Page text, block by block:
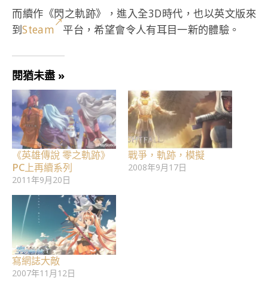
而續作《閃之軌跡》，進入全3D時代，也以英文版來
到Steam 平台，希望會令人有耳目一新的體驗。
閱猶未盡 »
《英雄傳說 零之軌跡》
PC上再續系列
2011年9月20日
戰爭，軌跡，模擬
2008年9月17日
寫網誌大敵
2007年11月12日